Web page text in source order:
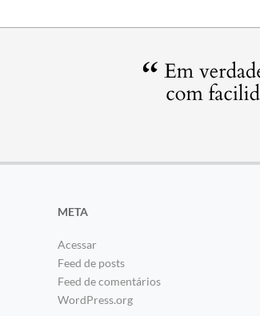
META
Acessar
Feed de posts
Feed de comentários
WordPress.org